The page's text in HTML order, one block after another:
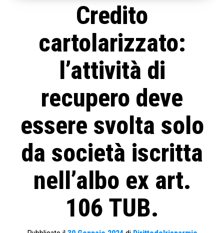
Credito
cartolarizzato:
l’attività di
recupero deve
essere svolta solo
da società iscritta
nell’albo ex art.
106 TUB.